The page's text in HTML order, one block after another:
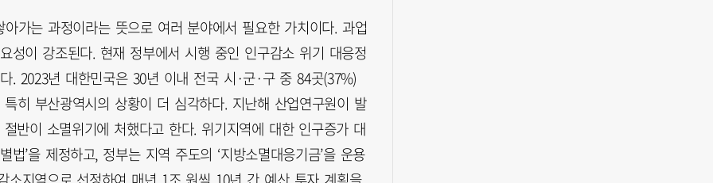
가는 과정이라는 뜻으로 여러 분야에서 필요한 가치이다. 과업
성이 강조된다. 현재 정부에서 시행 중인 인구감소 위기 대응정
. 2023년 대한민국은 30년 이내 전국 시·군·구 중 84곳(37%)
히 부산광역시의 상황이 더 심각하다. 지난해 산업연구원이 발
반이 소멸위기에 처했다고 한다. 위기지역에 대한 인구증가 대
’을 제정하고, 정부는 지역 주도의 ‘지방소멸대응기금’을 운용